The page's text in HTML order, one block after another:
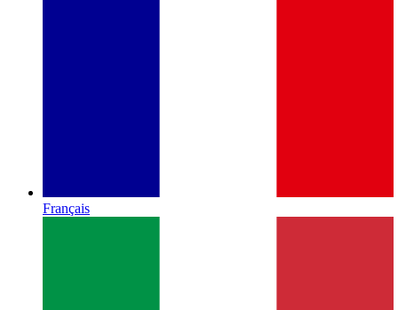
Français